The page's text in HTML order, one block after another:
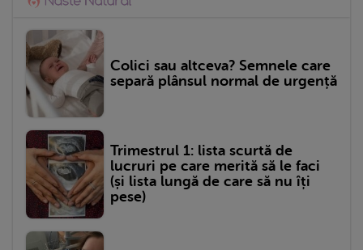
Colici sau altceva? Semnele care
separă plânsul normal de urgență
Trimestrul 1: lista scurtă de
lucruri pe care merită să le faci
(și lista lungă de care să nu îți
pese)